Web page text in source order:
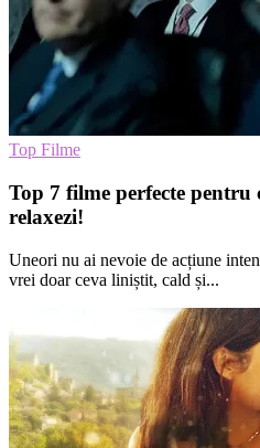
Top Filme
Top 7 filme perfecte pentru
relaxezi!
Uneori nu ai nevoie de acțiune
vrei doar ceva liniștit, cald și...